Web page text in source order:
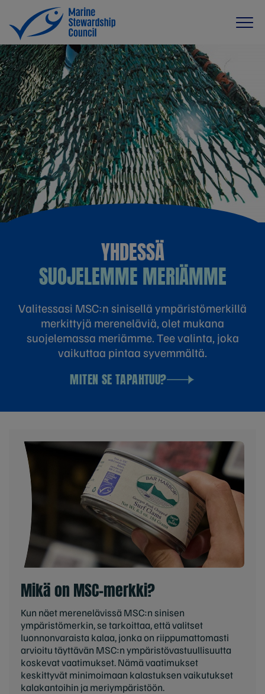
YHDESSÄ
SUOJELEMME MERIÄMME
Valitessasi MSC:n sinisellä ympäristömerkillä
merkittyjä mereneläviä, olet mukana
suojelemassa meriämme. Tee valinta, joka
vaikuttaa pintaa syvemmältä.
MITEN SE TAPAHTUU?
Mikä on MSC-merkki?
Kun näet merenelävissä MSC:n sinisen
ympäristömerkin, se tarkoittaa, että valitset
luonnonvaraista kalaa, jonka on riippumattomasti
arvioitu täyttävän MSC:n ympäristövastuullisuutta
koskevat vaatimukset. Nämä vaatimukset
keskittyvät minimoimaan kalastuksen vaikutukset
kalakantoihin ja meriympäristöön.